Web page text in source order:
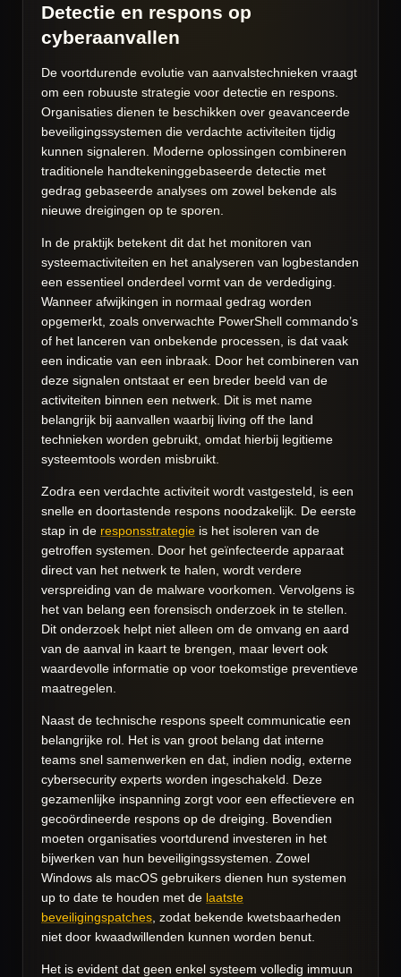
Detectie en respons op
cyberaanvallen
De voortdurende evolutie van aanvalstechnieken vraagt
om een robuuste strategie voor detectie en respons.
Organisaties dienen te beschikken over geavanceerde
beveiligingssystemen die verdachte activiteiten tijdig
kunnen signaleren. Moderne oplossingen combineren
traditionele handtekeninggebaseerde detectie met
gedrag gebaseerde analyses om zowel bekende als
nieuwe dreigingen op te sporen.
In de praktijk betekent dit dat het monitoren van
systeemactiviteiten en het analyseren van logbestanden
een essentieel onderdeel vormt van de verdediging.
Wanneer afwijkingen in normaal gedrag worden
opgemerkt, zoals onverwachte PowerShell commando’s
of het lanceren van onbekende processen, is dat vaak
een indicatie van een inbraak. Door het combineren van
deze signalen ontstaat er een breder beeld van de
activiteiten binnen een netwerk. Dit is met name
belangrijk bij aanvallen waarbij living off the land
technieken worden gebruikt, omdat hierbij legitieme
systeemtools worden misbruikt.
Zodra een verdachte activiteit wordt vastgesteld, is een
snelle en doortastende respons noodzakelijk. De eerste
stap in de responsstrategie is het isoleren van de
getroffen systemen. Door het geïnfecteerde apparaat
direct van het netwerk te halen, wordt verdere
verspreiding van de malware voorkomen. Vervolgens is
het van belang een forensisch onderzoek in te stellen.
Dit onderzoek helpt niet alleen om de omvang en aard
van de aanval in kaart te brengen, maar levert ook
waardevolle informatie op voor toekomstige preventieve
maatregelen.
Naast de technische respons speelt communicatie een
belangrijke rol. Het is van groot belang dat interne
teams snel samenwerken en dat, indien nodig, externe
cybersecurity experts worden ingeschakeld. Deze
gezamenlijke inspanning zorgt voor een effectievere en
gecoördineerde respons op de dreiging. Bovendien
moeten organisaties voortdurend investeren in het
bijwerken van hun beveiligingssystemen. Zowel
Windows als macOS gebruikers dienen hun systemen
up to date te houden met de laatste
beveiligingspatches , zodat bekende kwetsbaarheden
niet door kwaadwillenden kunnen worden benut.
Het is evident dat geen enkel systeem volledig immuun